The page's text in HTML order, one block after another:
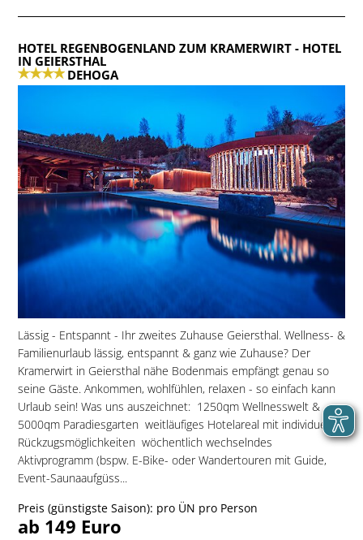
HOTEL REGENBOGENLAND ZUM KRAMERWIRT- HOTEL
IN GEIERSTHAL
DEHOGA
Lässig - Entspannt - Ihr zweites Zuhause Geiersthal. Wellness- &
Familienurlaub lässig, entspannt & ganz wie Zuhause? Der
Kramerwirt in Geiersthal nähe Bodenmais empfängt genau so
seine Gäste. Ankommen, wohlfühlen, relaxen - so einfach kann
Urlaub sein! Was uns auszeichnet:  1250qm Wellnesswelt &
5000qm Paradiesgarten  weitläufiges Hotelareal mit individuellen
Rückzugsmöglichkeiten  wöchentlich wechselndes
Aktivprogramm (bspw. E-Bike- oder Wandertouren mit Guide,
Event-Saunaaufgüss...
Preis (günstigste Saison): pro ÜN pro Person
ab 149 Euro